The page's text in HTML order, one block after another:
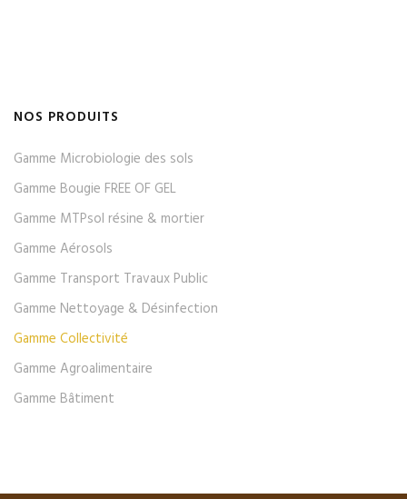
NOS PRODUITS
Gamme Microbiologie des sols
Gamme Bougie FREE OF GEL
Gamme MTPsol résine & mortier
Gamme Aérosols
Gamme Transport Travaux Public
Gamme Nettoyage & Désinfection
Gamme Collectivité
Gamme Agroalimentaire
Gamme Bâtiment